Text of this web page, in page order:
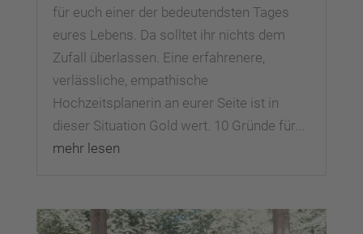
für euch einer der bedeutendsten Tages
eures Lebens. Da solltet ihr nichts dem
Zufall überlassen. Eine erfahrenere,
verlässliche, empathische
Hochzeitsplanerin an eurer Seite ist in
dieser Situation Gold wert. 10 Gründe für...
mehr lesen